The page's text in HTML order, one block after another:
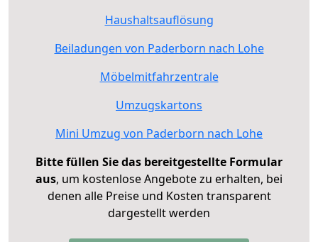
Haushaltsauflösung
Beiladungen von Paderborn nach Lohe
Möbelmitfahrzentrale
Umzugskartons
Mini Umzug von Paderborn nach Lohe
Bitte füllen Sie das bereitgestellte Formular
aus, um kostenlose Angebote zu erhalten, bei
denen alle Preise und Kosten transparent
dargestellt werden